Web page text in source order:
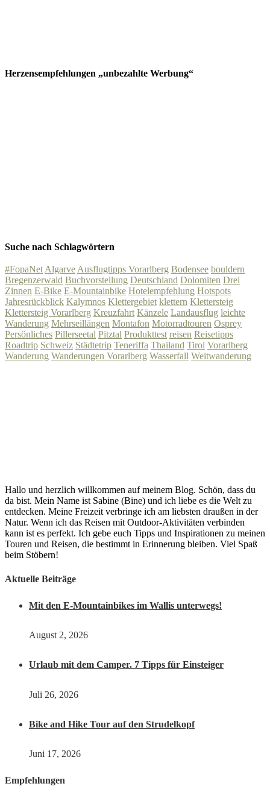
Herzensempfehlungen „unbezahlte Werbung“
Suche nach Schlagwörtern
#FopaNet Algarve Ausflugtipps Vorarlberg Bodensee bouldern
Bregenzerwald Buchvorstellung Deutschland Dolomiten Drei
Zinnen E-Bike E-Mountainbike Hotelempfehlung Hotspots
Jahresrückblick Kalymnos Klettergebiet klettern Klettersteig
Klettersteig Vorarlberg Kreuzfahrt Känzele Landausflug leichte
Wanderung Mehrseillängen Montafon Motorradtouren Osprey
Persönliches Pillerseetal Pitztal Produkttest reisen Reisetipps
Roadtrip Schweiz Städtetrip Teneriffa Thailand Tirol Vorarlberg
Wanderung Wanderungen Vorarlberg Wasserfall Weitwanderung
Hallo und herzlich willkommen auf meinem Blog. Schön, dass du
da bist. Mein Name ist Sabine (Bine) und ich liebe es die Welt zu
entdecken. Meine Freizeit verbringe ich am liebsten draußen in der
Natur. Wenn ich das Reisen mit Outdoor-Aktivitäten verbinden
kann ist es perfekt. Ich gebe euch Tipps und Inspirationen zu meinen
Touren und Reisen, die bestimmt in Erinnerung bleiben. Viel Spaß
beim Stöbern!
Aktuelle Beiträge
Mit den E-Mountainbikes im Wallis unterwegs!
August 2, 2026
Urlaub mit dem Camper. 7 Tipps für Einsteiger
Juli 26, 2026
Bike and Hike Tour auf den Strudelkopf
Juni 17, 2026
Empfehlungen